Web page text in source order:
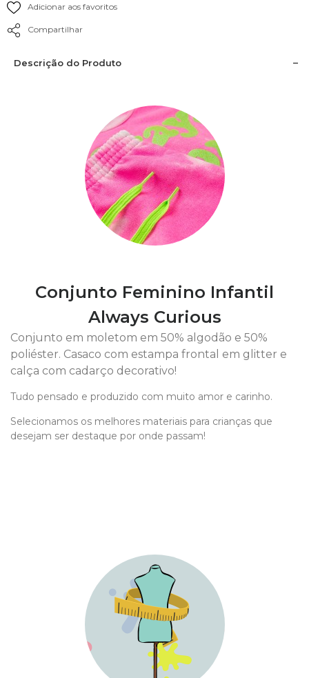
Adicionar aos favoritos
Compartilhar
Descrição do Produto
Conjunto Feminino Infantil
Always Curious
Conjunto em moletom em 50% algodão e 50%
poliéster. Casaco com estampa frontal em glitter e
calça com cadarço decorativo!
Tudo pensado e produzido com muito amor e carinho.
Selecionamos os melhores materiais para crianças que
desejam ser destaque por onde passam!